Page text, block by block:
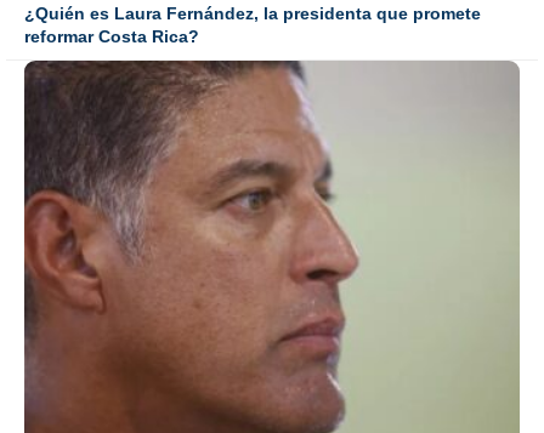
¿Quién es Laura Fernández, la presidenta que promete
reformar Costa Rica?